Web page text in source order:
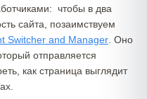
чтобы в два
сайта, позаимствуем
Switcher and Manager . Оно
отправляется
как страница выглядит